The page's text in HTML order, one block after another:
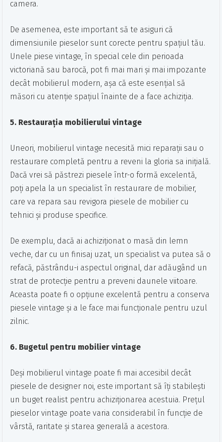
camera.
De asemenea, este important să te asiguri că
dimensiunile pieselor sunt corecte pentru spațiul tău.
Unele piese vintage, în special cele din perioada
victoriană sau barocă, pot fi mai mari și mai impozante
decât mobilierul modern, așa că este esențial să
măsori cu atenție spațiul înainte de a face achiziția.
5. Restaurația mobilierului vintage
Uneori, mobilierul vintage necesită mici reparații sau o
restaurare completă pentru a reveni la gloria sa inițială.
Dacă vrei să păstrezi piesele într-o formă excelentă,
poți apela la un specialist în restaurare de mobilier,
care va repara sau revigora piesele de mobilier cu
tehnici și produse specifice.
De exemplu, dacă ai achiziționat o masă din lemn
veche, dar cu un finisaj uzat, un specialist va putea să o
refacă, păstrându-i aspectul original, dar adăugând un
strat de protecție pentru a preveni daunele viitoare.
Aceasta poate fi o opțiune excelentă pentru a conserva
piesele vintage și a le face mai funcționale pentru uzul
zilnic.
6. Bugetul pentru mobilier vintage
Deși mobilierul vintage poate fi mai accesibil decât
piesele de designer noi, este important să îți stabilești
un buget realist pentru achiziționarea acestuia. Prețul
pieselor vintage poate varia considerabil în funcție de
vârstă, raritate și starea generală a acestora.